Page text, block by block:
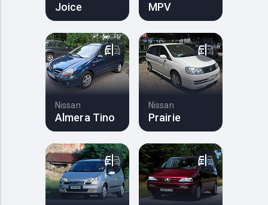
Joice MPV
Nissan
Almera Tino
Nissan
Prairie